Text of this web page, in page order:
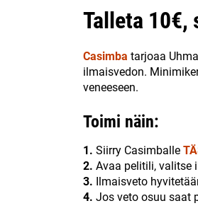
Talleta 10€,
Casimba tarjoaa
ilmaisvedon.
veneeseen.
Toimi näin:
1. Siirry Casimballe
2. Avaa pelitili, valitse
3. Ilmaisveto
4. Jos veto osuu saat